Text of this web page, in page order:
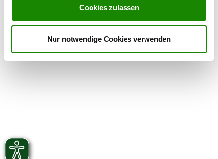
Cookies zulassen
Nur notwendige Cookies verwenden
15:00 h - 20:00 h
Friday 15:00 h - 20:00 h